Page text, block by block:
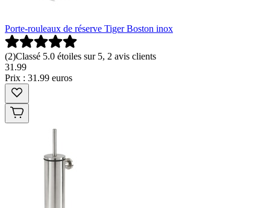
Porte-rouleaux de réserve Tiger Boston inox
(2)Classé 5.0 étoiles sur 5, 2 avis clients
31 .99
Prix : 31.99 euros